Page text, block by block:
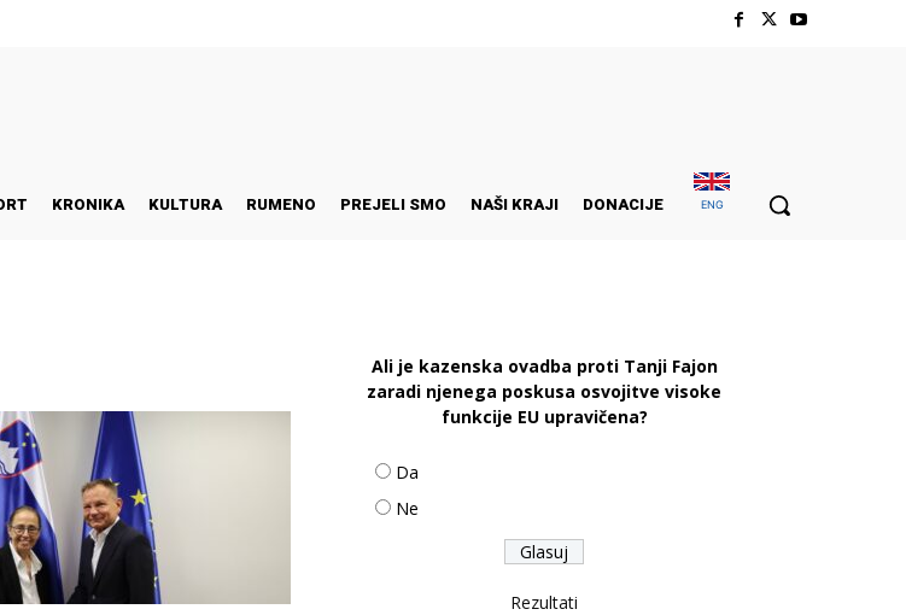
KRONIKA KULTURA RUMENO PREJELI SMO NAŠI KRAJI DONACIJE ENG
Ali je kazenska ovadba proti Tanji Fajon
zaradi njenega poskusa osvojitve visoke
funkcije EU upravičena?
Da
Ne
Rezultati